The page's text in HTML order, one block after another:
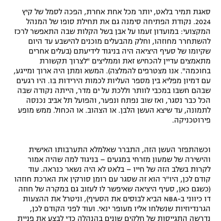
סאגת תמיר בלאט, יותר מכל אחת אחרת, הפכה לסמל של קיץ
2024. נקודת הפתיחה סימנה גם את תחילת סופו של המנהל
המקצועי: במועדון זעמו על אבן בשל הקלות שבה התאפשר לרכז
להשתחרר מחוזהו, וחלק מהבעלים מוכנים להישבע עד היום
שקיומו של סעיף היציאה היה בניגוד לידיעתם (בעלים אחרים
מתאמצים עדיין להכחיש זאת וממליצים "לצרוך תקשורת
בחוכמה". אנו מצטרפים להמלצה). המשא ומתן היה ארוך ומייגע,
עם דמיון מפליא בין מספר העליות לכמות הירידות בו. היו רגעים
שבהם חשבו במכבי לוותר וללכת על ים מדר, הייתה נקודה שבה
הכל כבר נסגר, ואז שוב נפתח ונפער, והפועל תל אביב נכנסה
לתמונה, עד שיצא העשן הלבן. או הצהוב. או הכחול. ממש מופע
פירוטכניקה.
וכשהתפזר העשן הזה, התברר שאלמלא התערבותו האישית
והישירה של שמעון מזרחי במגעים – בניגוד למה שהיה אמור
לקרות בשלב הזה של חייו – בלאט לא היה נשאר כנראה. עוד
קודם לכן, היו"ר הוא זה שסגר עם רומן סורקין את הארכת חוזהו
(כשגם כאן, סעיף היציאה שאיפשר לו לעזוב גם במקרה של חוזה
דו כיווני ב-NBA הביא לבוסים את הסעיף), וניטרל את ההצעות
הגרנדיוזיות שנשלחו אליו מעופר ינאי. ועוד לפני הקודם לכן,
נדרשה התגייסות של חלקים שונים בהנהלה כדי לבצע את פניית